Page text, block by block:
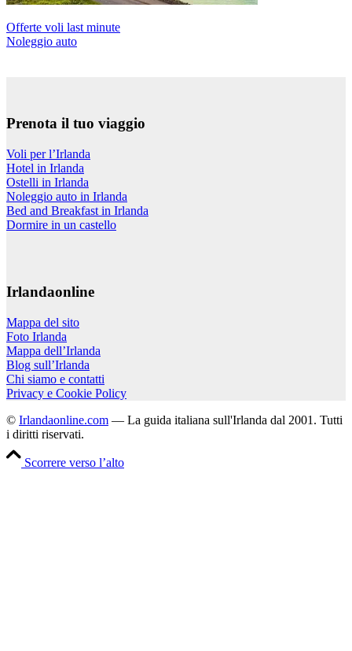
Offerte voli last minute
Noleggio auto
Prenota il tuo viaggio
Voli per l’Irlanda
Hotel in Irlanda
Ostelli in Irlanda
Noleggio auto in Irlanda
Bed and Breakfast in Irlanda
Dormire in un castello
Irlandaonline
Mappa del sito
Foto Irlanda
Mappa dell’Irlanda
Blog sull’Irlanda
Chi siamo e contatti
Privacy e Cookie Policy
© Irlandaonline.com — La guida italiana sull'Irlanda dal 2001. Tutti
i diritti riservati.
Scorrere verso l’alto